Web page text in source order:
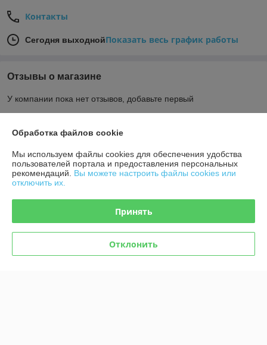
Контакты
Сегодня выходнойПоказать весь график работы
Отзывы о магазине
У компании пока нет отзывов, добавьте первый
О нас
Контакты
Обработка файлов cookie
Мы используем файлы cookies для обеспечения удобства
пользователей портала и предоставления персональных
рекомендаций. Вы можете настроить файлы cookies или
отключить их.
Принять
Отклонить